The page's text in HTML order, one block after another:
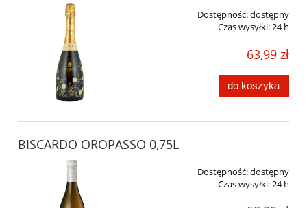
Dostępność:dostępny
Czas wysyłki:24 h
63,99 zł
do koszyka
BISCARDO OROPASSO 0,75L
Dostępność:dostępny
Czas wysyłki:24 h